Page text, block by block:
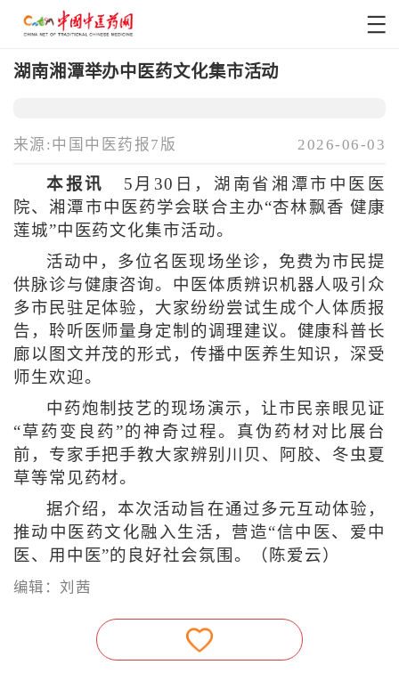
湖南湘潭举办中医药文化集市活动
来源:中国中医药报7版 2026-06-03
本报讯
5月30日，湖南省湘潭市中医医
院、湘潭市中医药学会联合主办“杏林飘香 健康
莲城”中医药文化集市活动。
活动中，多位名医现场坐诊，免费为市民提
供脉诊与健康咨询。中医体质辨识机器人吸引众
多市民驻足体验，大家纷纷尝试生成个人体质报
告，聆听医师量身定制的调理建议。健康科普长
廊以图文并茂的形式，传播中医养生知识，深受
师生欢迎。
中药炮制技艺的现场演示，让市民亲眼见证
“草药变良药”的神奇过程。真伪药材对比展台
前，专家手把手教大家辨别川贝、阿胶、冬虫夏
草等常见药材。
据介绍，本次活动旨在通过多元互动体验，
推动中医药文化融入生活，营造“信中医、爱中
医、用中医”的良好社会氛围。（陈爱云）
编辑：刘茜